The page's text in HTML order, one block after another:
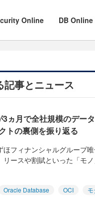
Online DB Online
記事とニュース
ヵ月で全社規模のデー
トの裏側を振り返る
フィナンシャルグループ
リースや割賦といった「モ
Oracle Database OCI